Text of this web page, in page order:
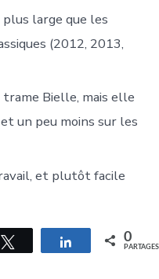
large que les
(2012, 2013,
Bielle, mais elle
un peu moins sur les
et plutôt facile
Tweetez Partagez 0
PARTAGES